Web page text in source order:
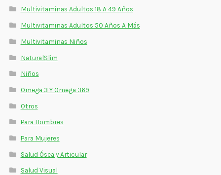
Diabetes
Para Hombres
Multivitaminas Adultos 18 A 49 Años
Estados De Ánimo
Cocó March
Multivitaminas Adultos 18 A 49 Años
Multivitaminas Adultos 50 Años A Más
Multivitaminas Niños
NaturalSlim
Niños
Omega 3 Y Omega 369
Otros
Para Hombres
Para Mujeres
Salud Ósea y Articular
Salud Visual